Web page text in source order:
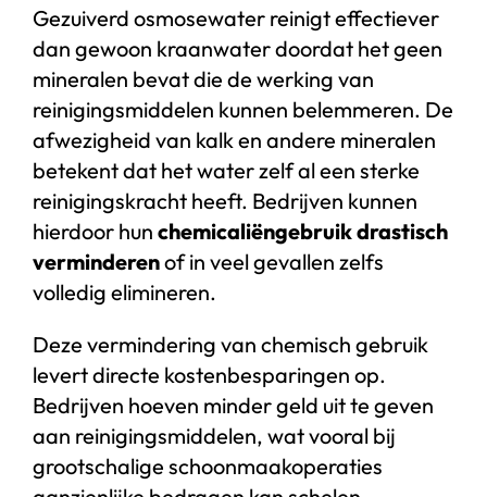
Gezuiverd osmosewater reinigt effectiever
dan gewoon kraanwater doordat het geen
mineralen bevat die de werking van
reinigingsmiddelen kunnen belemmeren. De
afwezigheid van kalk en andere mineralen
betekent dat het water zelf al een sterke
reinigingskracht heeft. Bedrijven kunnen
hierdoor hun chemicaliëngebruik drastisch
verminderenof in veel gevallen zelfs
volledig elimineren.
Deze vermindering van chemisch gebruik
levert directe kostenbesparingen op.
Bedrijven hoeven minder geld uit te geven
aan reinigingsmiddelen, wat vooral bij
grootschalige schoonmaakoperaties